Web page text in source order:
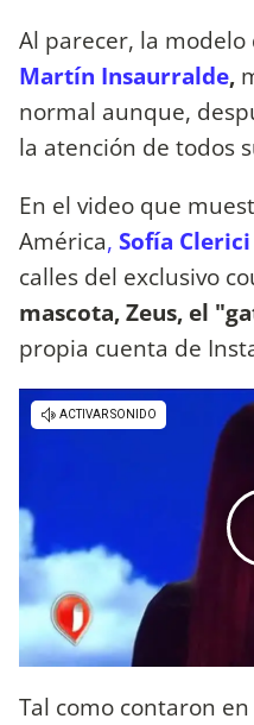
Al parecer, la
Martín Insaurralde,
normal aunque,
la atención de todos
En el video que
América, Sofía Clerici
calles del exclusivo
mascota, Zeus, el
propia cuenta de
Tal como contaron en